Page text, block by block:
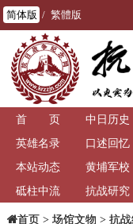
简体版 / 繁體版
首 页 中日历史
英雄名录
口述回忆
本站动态
黄埔军校
砥柱中流
抗战研究
首页> 场馆文物 > 抗